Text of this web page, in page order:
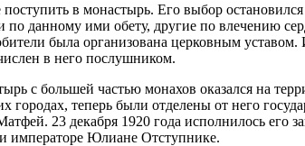
в монастырь. Его выбор
данному ими обету, другие по влечению
была организована церковным
в него послушником.
с большей частью монахов оказался на
теперь были отделены от него
23 декабря 1920 года исполнилось его
императоре Юлиане Отступнике.